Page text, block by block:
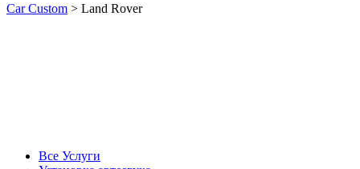
Car Custom > Land Rover
Все Услуги